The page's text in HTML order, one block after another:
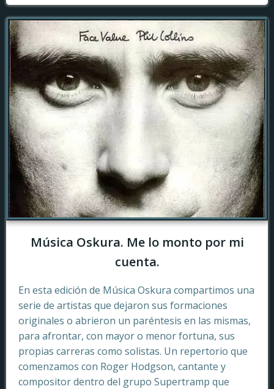
Música Oskura. Me lo monto por mi
cuenta.
En esta edición de Música Oskura compartimos una
serie de artistas que dejaron sus formaciones
originales o abrieron un paréntesis en las mismas,
para afrontar, con mayor o menor fortuna, sus
propias carreras como solistas. Un repertorio que
comenzamos con Roger Hodgson, cantante y
compositor dentro del grupo Supertramp que